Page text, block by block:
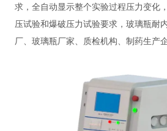
求，全自动显示整个实验过程压力变化
压试验和爆破压力试验要求，玻璃瓶耐
厂、玻璃瓶厂家、质检机构、制药生产